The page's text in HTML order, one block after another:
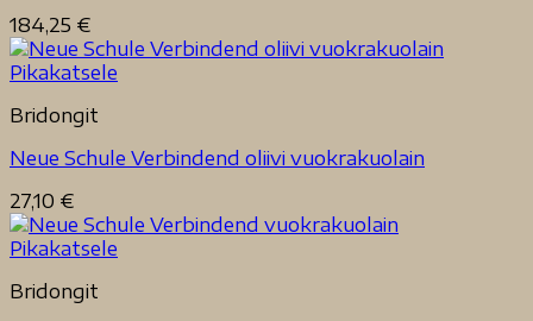
184,25 €
Pikakatsele
Bridongit
Neue Schule Verbindend oliivi vuokrakuolain
27,10 €
Pikakatsele
Bridongit